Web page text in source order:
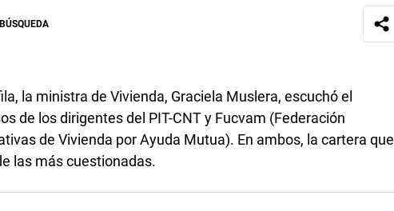
la ministra de Vivienda, Graciela Muslera, escuchó el
de los dirigentes del PIT-CNT y Fucvam (Federación
de Vivienda por Ayuda Mutua). En ambos, la cartera que
las más cuestionadas.